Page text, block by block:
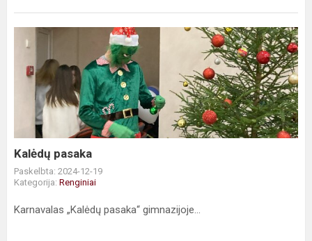
Kalėdų
pasaka
Kalėdų pasaka
Paskelbta: 2024-12-19
Kategorija: Renginiai
Karnavalas „Kalėdų pasaka“ gimnazijoje...